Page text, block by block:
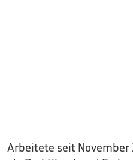
Arbeitete seit November